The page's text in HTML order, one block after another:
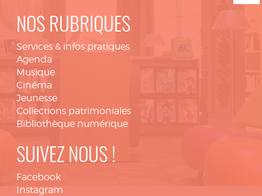
NOS RUBRIQUES
Services & infos pratiques
Agenda
Musique
Cinéma
Jeunesse
Collections patrimoniales
Bibliothèque numérique
SUIVEZ NOUS !
Facebook
Instagram